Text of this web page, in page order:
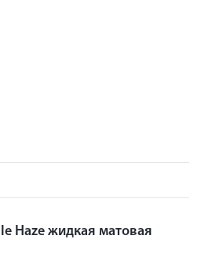
Haze жидкая матовая